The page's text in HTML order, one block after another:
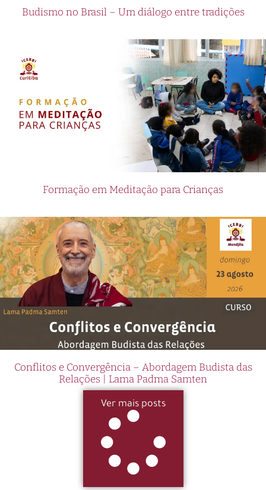
Budismo no Brasil – Um diálogo entre tradições
Formação em Meditação para Crianças
Conflitos e Convergência – Abordagem Budista das
Relações | Lama Padma Samten
Ver mais posts